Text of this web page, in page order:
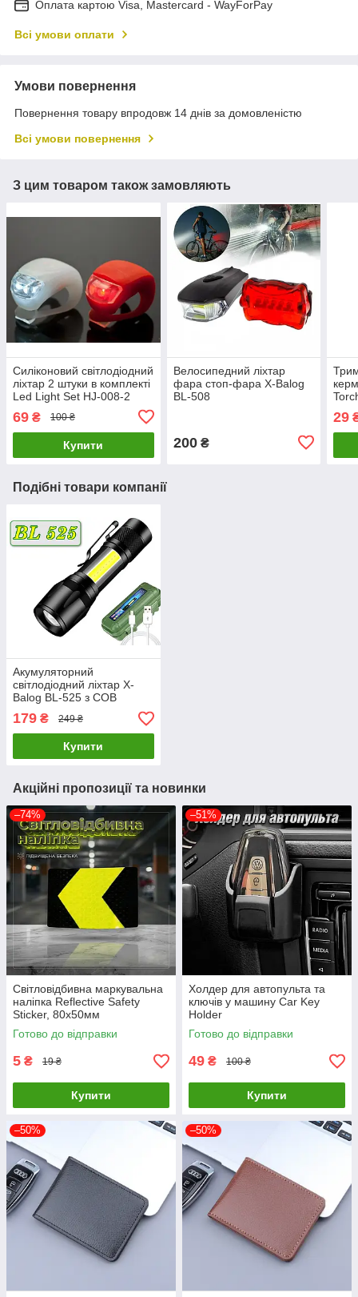
Оплата картою Visa, Mastercard - WayForPay
Всі умови оплати
Умови повернення
Повернення товару впродовж 14 днів за домовленістю
Всі умови повернення
З цим товаром також замовляють
Силіконовий світлодіодний
ліхтар 2 штуки в комплекті
Led Light Set HJ-008-2
69 ₴ 100 ₴
Купити
Велосипедний ліхтар
фара стоп-фара X-Balog
BL-508
200₴
29
Подібні товари компанії
Акумуляторний
світлодіодний ліхтар X-
Balog BL-525 з COB
панеллю, зумом та
кліпсою, металевий
корпус
179 ₴ 249 ₴
Купити
Акційні пропозиції та новинки
–74%
Світловідбивна маркувальна
наліпка Reflective Safety
Sticker, 80х50мм
Готово до відправки
5 ₴ 19 ₴
Купити
–51%
Холдер для автопульта та
ключів у машину Car Key
Holder
Готово до відправки
49 ₴ 100 ₴
Купити
–50% –50%